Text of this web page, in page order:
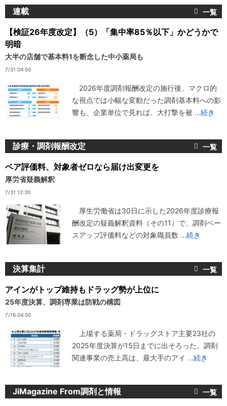
連載
【検証26年度改定】（5）「集中率85％以下」かどうかで
明暗
大半の店舗で基本料1を断念した中小薬局も
7/31 04:50
2026年度調剤報酬改定の施行後、マクロ的
な視点では小幅な変動だった調剤基本料への影
響も、企業単位で見れば、大打撃を被 ...続き
診療・調剤報酬改定
ベア評価料、対象者ゼロなら届け出変更を
厚労省疑義解釈
7/31 12:30
厚生労働省は30日に示した2026年度診療報
酬改定の疑義解釈資料（その11）で、調剤ベー
スアップ評価料などの対象職員数 ...続き
決算集計
アインがトップ維持もドラッグ勢が上位に
25年度決算、調剤専業は防戦の構図
7/16 04:50
上場する薬局・ドラッグストア主要23社の
2025年度決算が15日までに出そろった。調剤
関連事業の売上高は、最大手のアイ ...続き
JiMagazine From調剤と情報